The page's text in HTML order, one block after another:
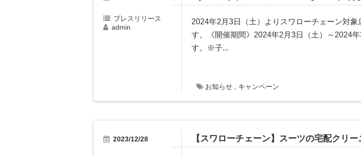
2024年2月3日（土）よりスワローチェーン対
す。《開催期間》2024年2月3日（土）～2024
す。※子...
プレスリリース
admin
お知らせ キャンペーン
【スワローチェーン】スーツの宅配クリ
2023/12/28